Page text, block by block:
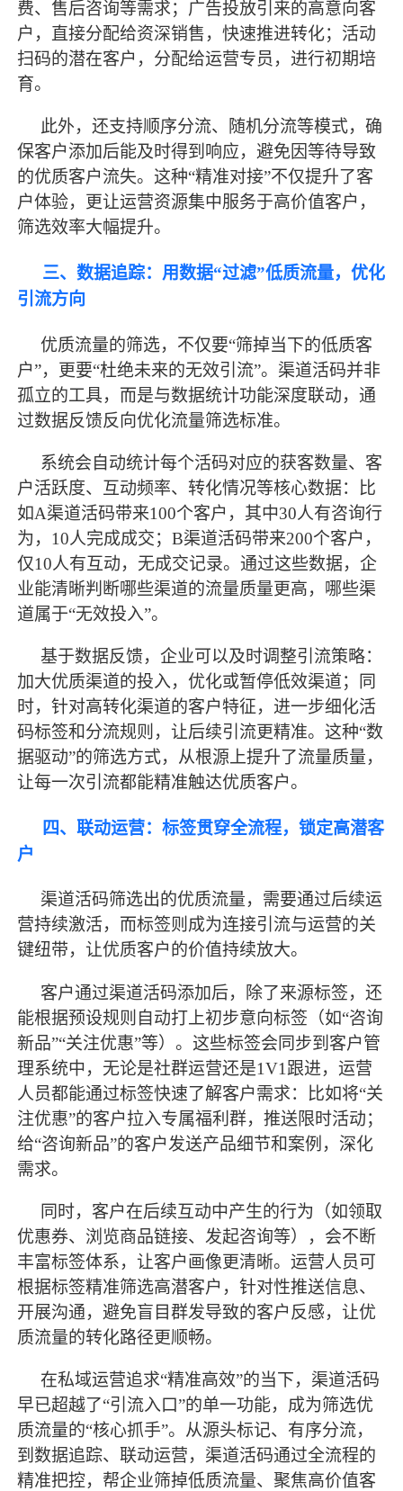
费、售后咨询等需求；广告投放引来的高意向客
户，直接分配给资深销售，快速推进转化；活动
扫码的潜在客户，分配给运营专员，进行初期培
育。
此外，还支持顺序分流、随机分流等模式，确
保客户添加后能及时得到响应，避免因等待导致
的优质客户流失。这种“精准对接”不仅提升了客
户体验，更让运营资源集中服务于高价值客户，
筛选效率大幅提升。
三、数据追踪：用数据“过滤”低质流量，优化
引流方向
优质流量的筛选，不仅要“筛掉当下的低质客
户”，更要“杜绝未来的无效引流”。渠道活码并非
孤立的工具，而是与数据统计功能深度联动，通
过数据反馈反向优化流量筛选标准。
系统会自动统计每个活码对应的获客数量、客
户活跃度、互动频率、转化情况等核心数据：比
如A渠道活码带来100个客户，其中30人有咨询行
为，10人完成成交；B渠道活码带来200个客户，
仅10人有互动，无成交记录。通过这些数据，企
业能清晰判断哪些渠道的流量质量更高，哪些渠
道属于“无效投入”。
基于数据反馈，企业可以及时调整引流策略：
加大优质渠道的投入，优化或暂停低效渠道；同
时，针对高转化渠道的客户特征，进一步细化活
码标签和分流规则，让后续引流更精准。这种“数
据驱动”的筛选方式，从根源上提升了流量质量，
让每一次引流都能精准触达优质客户。
四、联动运营：标签贯穿全流程，锁定高潜客
户
渠道活码筛选出的优质流量，需要通过后续运
营持续激活，而标签则成为连接引流与运营的关
键纽带，让优质客户的价值持续放大。
客户通过渠道活码添加后，除了来源标签，还
能根据预设规则自动打上初步意向标签（如“咨询
新品”“关注优惠”等）。这些标签会同步到客户管
理系统中，无论是社群运营还是1V1跟进，运营
人员都能通过标签快速了解客户需求：比如将“关
注优惠”的客户拉入专属福利群，推送限时活动；
给“咨询新品”的客户发送产品细节和案例，深化
需求。
同时，客户在后续互动中产生的行为（如领取
优惠券、浏览商品链接、发起咨询等），会不断
丰富标签体系，让客户画像更清晰。运营人员可
根据标签精准筛选高潜客户，针对性推送信息、
开展沟通，避免盲目群发导致的客户反感，让优
质流量的转化路径更顺畅。
在私域运营追求“精准高效”的当下，渠道活码
早已超越了“引流入口”的单一功能，成为筛选优
质流量的“核心抓手”。从源头标记、有序分流，
到数据追踪、联动运营，渠道活码通过全流程的
精准把控，帮企业筛掉低质流量、聚焦高价值客